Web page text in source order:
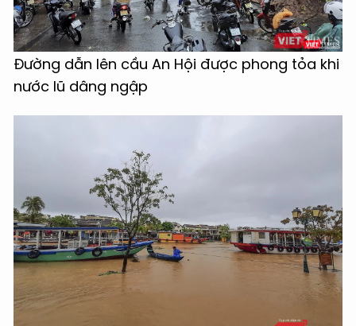
Đường dẫn lên cầu An Hội được phong tỏa khi
nước lũ dâng ngập